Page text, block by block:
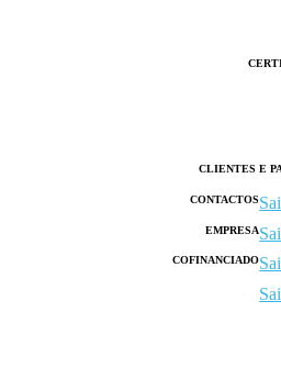
CLIENTES E
CONTACTOS
EMPRESA
COFINANCIADO